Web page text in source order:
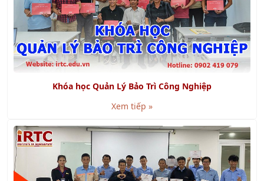
Khóa học Quản Lý Bảo Trì Công Nghiệp
Xem tiếp »